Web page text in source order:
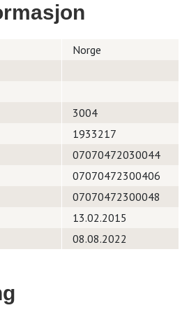
Norge
3004
1933217
07070472030044
07070472300406
07070472300048
13.02.2015
08.08.2022